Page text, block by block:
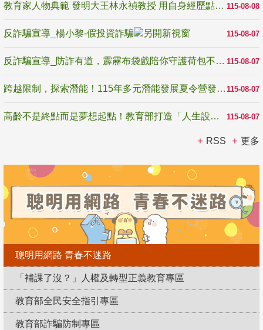
115-08-08
教育家人物典範 發明大王林永禎教授 用自身經歷點亮學生的路
115-08-07
反詐騙宣導_楊小黎-假投資詐騙
115-08-07
反詐騙宣導_防詐有道，霹靂布袋戲陪你守護荷包不受騙
115-08-07
跨越限制，探索潛能！115年多元潛能發展夏令營發掘生命無限可能
115-08-07
高齡不是終點而是夢想起點！教育部打造「人生設計夢工場」 參展第3屆高齡健康產業博覽會
RSS 更多
聰明用網路 青春不迷路
「補課了沒？」人權及轉型正義教育專區
教育部全民安全指引專區
教育部詐騙防制專區